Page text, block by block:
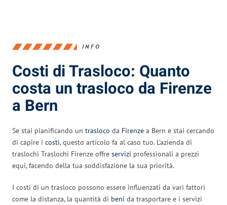
INFO
Costi di Trasloco: Quanto
costa un trasloco da Firenze
a Bern
Se stai pianificando un trasloco da Firenze a Bern e stai cercando
di capire i costi, questo articolo fa al caso tuo. L’azienda di
traslochi Traslochi Firenze offre servizi professionali a prezzi
equi, facendo della tua soddisfazione la sua priorità.
I costi di un trasloco possono essere influenzati da vari fattori
come la distanza, la quantità di beni da trasportare e i servizi